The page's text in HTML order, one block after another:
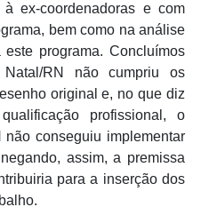
à ex-coordenadoras e com
bem como na análise
programa. Concluímos
RN não cumpriu os
original e, no que diz
profissional, o
não conseguiu implementar
assim, a premissa
para a inserção dos